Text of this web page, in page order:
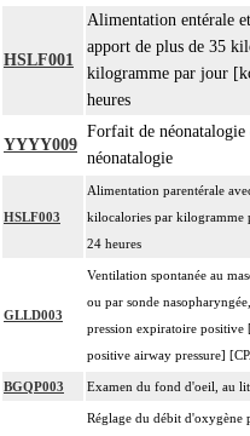
HSLF001
Alimentation entérale
apport de plus de 35
kilogramme par jour
heures
YYYY009
Forfait de néonatalogie
néonatalogie
HSLF003
Alimentation parentérale
kilocalories par
24 heures
GLLD003
Ventilation spontanée au
ou par sonde
pression expiratoire
positive airway pressure]
BGQP003 Examen du fond d'oeil, au
Réglage du débit d'oxygène